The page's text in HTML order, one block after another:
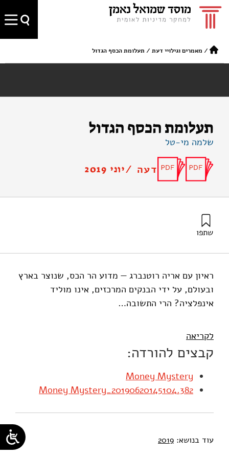
/ מאמרים וגילויי דעת / תעלומת הכסף הגדול
תעלומת הכסף הגדול
שלמה מי-טל
דעה /יוני 2019
שתפו
ראיון עם אריה רוטנברג — מדוע הר הכס, שנוצר בארץ
ובעולם, על ידי הבנקים המרכזים, אינו מוליד
אינפלציה? הרי התשובה…
לקריאה
קבצים להורדה:
Money Mystery
Money Mystery_20190620145104.382
עוד בנושא: 2019